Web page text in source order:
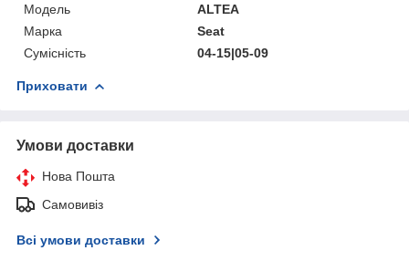
Мoдель
ALTEA
Марка
Seat
Сумісність
04-15|05-09
Приховати
Умови доставки
Нова Пошта
Самовивіз
Всі умови доставки